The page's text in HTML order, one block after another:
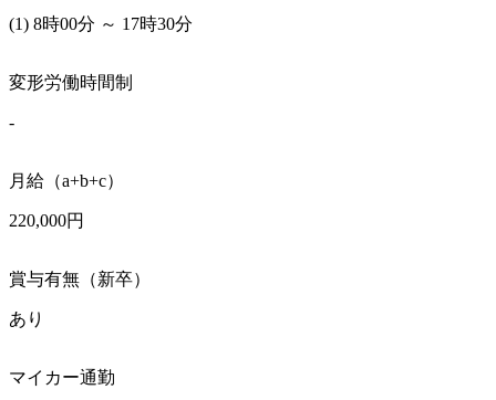
(1) 8時00分 ～ 17時30分
変形労働時間制
-
月給（a+b+c）
220,000円
賞与有無（新卒）
あり
マイカー通勤